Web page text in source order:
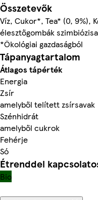
Összetevők
Víz, Cukor*, Tea* (0, 9%),
élesztőgombák
*Ökológiai gazdaságból
Tápanyagtartalom
Átlagos tápérték
Energia
Zsír
amelyből telített zsírsavak
Szénhidrát
amelyből cukrok
Fehérje
Só
Étrenddel
Bio